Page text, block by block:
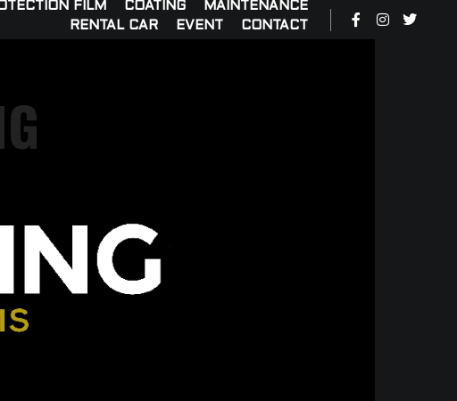
FILM COATING
MAINTENANCE
RENTAL CAR
EVENT CONTACT